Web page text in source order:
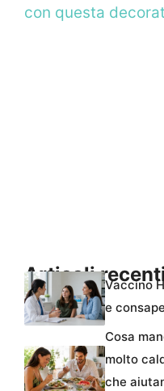
con questa
Articoli
Vaccino
e
Cosa
molto
che